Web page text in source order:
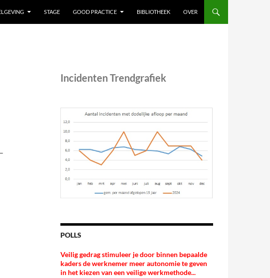
STAGE GOOD PRACTICE BIBLIOTHEEK OVER
Incidenten Trendgrafiek
POLLS
Veilig gedrag stimuleer je door binnen bepaalde
kaders de werknemer meer autonomie te geven
in het kiezen van een veilige werkmethode...